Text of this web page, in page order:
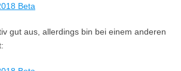
gut aus, allerdings bin bei einem anderen